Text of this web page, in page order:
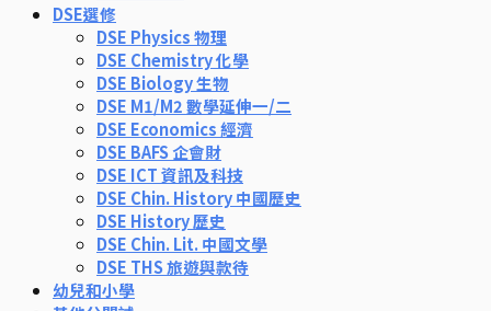
DSE選修
DSE Physics 物理
DSE Chemistry 化學
DSE Biology 生物
DSE M1/M2 數學延伸一/二
DSE Economics 經濟
DSE BAFS 企會財
DSE ICT 資訊及科技
DSE Chin. History 中國歷史
DSE History 歷史
DSE Chin. Lit. 中國文學
DSE THS 旅遊與款待
幼兒和小學